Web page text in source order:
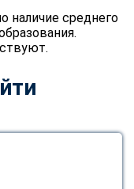
наличие среднего